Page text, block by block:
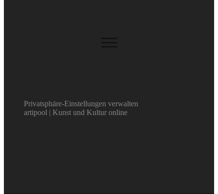
Privatsphäre-Einstellungen verwalten
artipool | Kunst und Kultur online